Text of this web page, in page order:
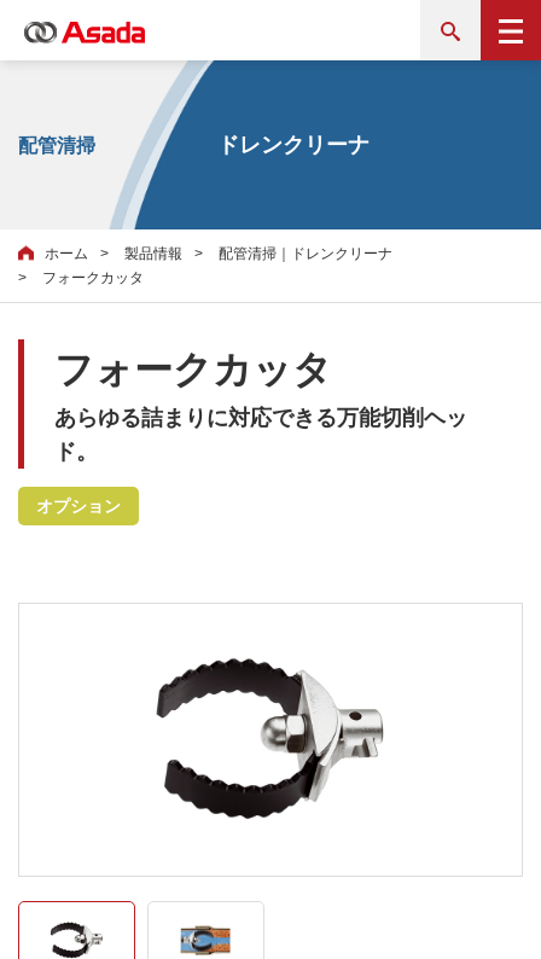
配管清掃 ドレンクリーナ
ホーム 製品情報
配管清掃｜ドレンクリーナ
フォークカッタ
フォークカッタ
あらゆる詰まりに対応できる万能切削ヘッ
ド。
オプション